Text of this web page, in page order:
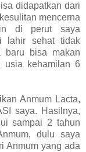
didapatkan dari
mencerna
di perut saya
lahir sehat tidak
baru bisa makan
usia kehamilan 6
Anmum Lacta,
saya. Hasilnya,
sampai 2 tahun
dulu saya
Anmum yang ada